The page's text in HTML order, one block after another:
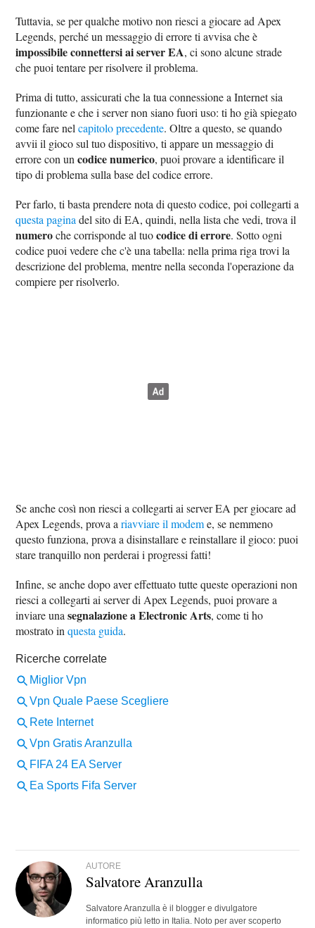
Tuttavia, se per qualche motivo non riesci a giocare ad Apex
Legends, perché un messaggio di errore ti avvisa che è
impossibile connettersi ai server EA, ci sono alcune strade
che puoi tentare per risolvere il problema.
Prima di tutto, assicurati che la tua connessione a Internet sia
funzionante e che i server non siano fuori uso: ti ho già spiegato
come fare nelcapitolo precedente. Oltre a questo, se quando
avvii il gioco sul tuo dispositivo, ti appare un messaggio di
errore con uncodice numerico, puoi provare a identificare il
tipo di problema sulla base del codice errore.
Per farlo, ti basta prendere nota di questo codice, poi collegarti a
questa paginadel sito di EA, quindi, nella lista che vedi, trova il
numeroche corrisponde al tuocodice di errore. Sotto ogni
codice puoi vedere che c'è una tabella: nella prima riga trovi la
descrizione del problema, mentre nella seconda l'operazione da
compiere per risolverlo.
Se anche così non riesci a collegarti ai server EA per giocare ad
Apex Legends, prova ariavviare il modeme, se nemmeno
questo funziona, prova a disinstallare e reinstallare il gioco: puoi
stare tranquillo non perderai i progressi fatti!
Infine, se anche dopo aver effettuato tutte queste operazioni non
riesci a collegarti ai server di Apex Legends, puoi provare a
inviare unasegnalazione a Electronic Arts, come ti ho
mostrato inquesta guida.
AUTORE
Salvatore Aranzulla
Salvatore Aranzulla è il blogger e divulgatore
informatico più letto in Italia. Noto per aver scoperto